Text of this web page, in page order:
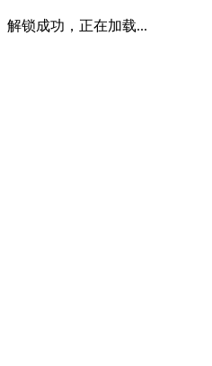
解锁成功，正在加载...